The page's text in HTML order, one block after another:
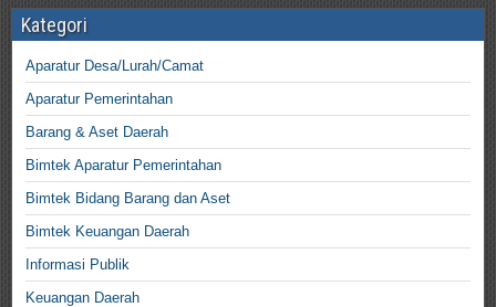
Kategori
Aparatur Desa/Lurah/Camat
Aparatur Pemerintahan
Barang & Aset Daerah
Bimtek Aparatur Pemerintahan
Bimtek Bidang Barang dan Aset
Bimtek Keuangan Daerah
Informasi Publik
Keuangan Daerah